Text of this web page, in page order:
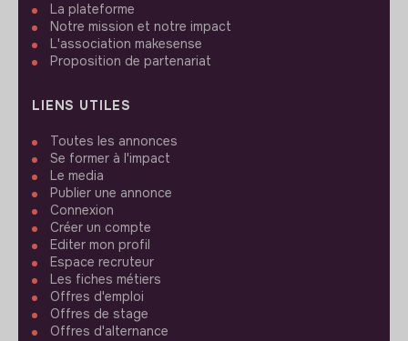
La plateforme
Notre mission et notre impact
L'association makesense
Proposition de partenariat
LIENS UTILES
Toutes les annonces
Se former à l'impact
Le media
Publier une annonce
Connexion
Créer un compte
Editer mon profil
Espace recruteur
Les fiches métiers
Offres d'emploi
Offres de stage
Offres d'alternance